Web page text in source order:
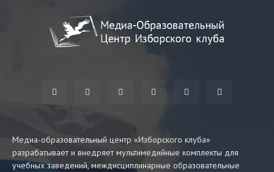
Медиа-образовательный центр «Изборского клуба»
разрабатывает и внедряет мультимедийные комплекты для
учебных заведений, междисциплинарные образовательные